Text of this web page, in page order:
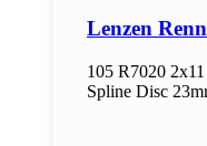
Lenzen
105 R7020
Spline Disc